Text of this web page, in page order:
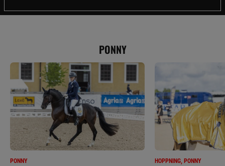
PONNY
PONNY HOPPNING, PONNY